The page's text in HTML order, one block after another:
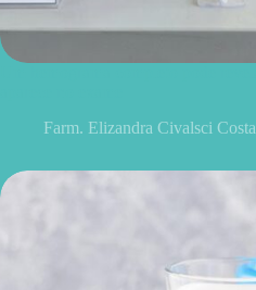
Farm. Elizandra Civalsci Costa